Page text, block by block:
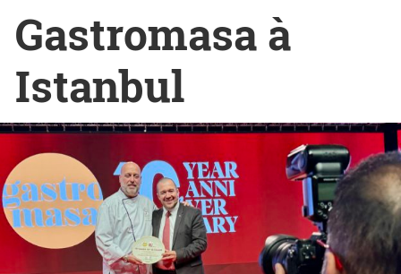
Gastromasa à
Istanbul